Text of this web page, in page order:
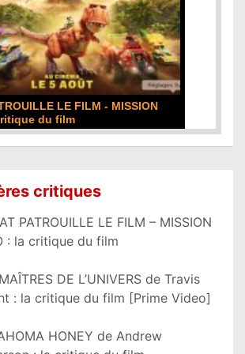
LE FILM - MISSION
du film
critiques
PATROUILLE LE FILM – MISSION
: la critique du film
DE L’UNIVERS de Travis
: la critique du film [Prime Video]
HONEY de Andrew